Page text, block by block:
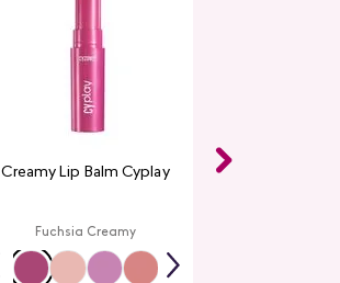
Creamy Lip Balm Cyplay
Fuchsia Creamy